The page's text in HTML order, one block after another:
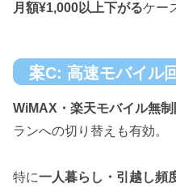
月額¥1,000以上下がるケー
案C: 高速モバイル
WiMAX・楽天モバイル無制
ランへの切り替えも有効。
特に一人暮らし・引越し頻